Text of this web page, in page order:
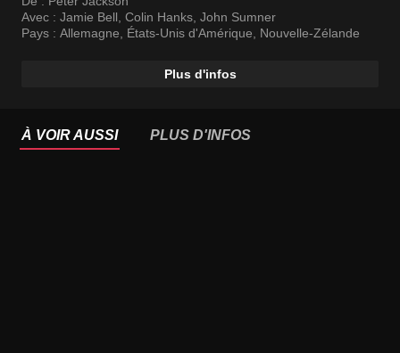
Avec : Jamie Bell Colin Hanks John Sumner
Pays : Allemagne États-Unis d'Amérique Nouvelle-Zélande
Plus d'infos
À VOIR AUSSI PLUS D'INFOS